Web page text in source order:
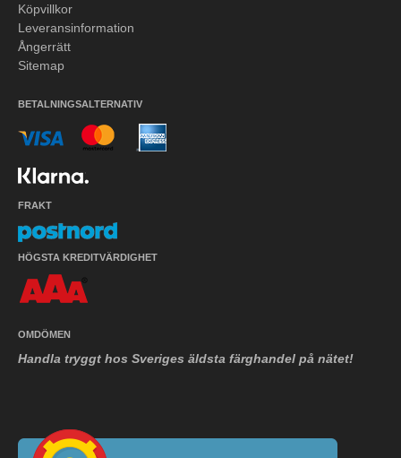
Köpvillkor
Leveransinformation
Ångerrätt
Sitemap
BETALNINGSALTERNATIV
FRAKT
HÖGSTA KREDITVÄRDIGHET
OMDÖMEN
Handla tryggt hos Sveriges äldsta färghandel på nätet!